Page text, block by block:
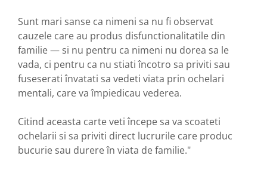
Sunt mari sanse ca nimeni sa nu fi observat
cauzele care au produs disfunctionalitatile din
familie — si nu pentru ca nimeni nu dorea sa le
vada, ci pentru ca nu stiati încotro sa priviti sau
fuseserati învatati sa vedeti viata prin ochelari
mentali, care va împiedicau vederea.
Citind aceasta carte veti începe sa va scoateti
ochelarii si sa priviti direct lucrurile care produc
bucurie sau durere în viata de familie."